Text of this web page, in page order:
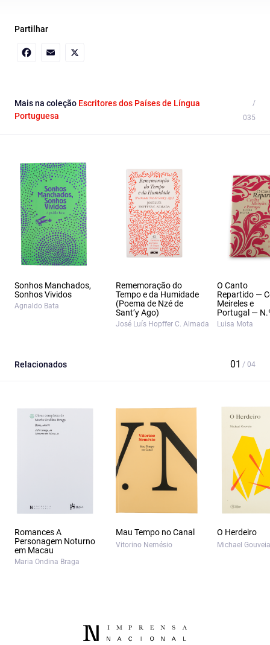
Partilhar
Mais na coleção Escritores dos Países de Língua
Portuguesa
Sonhos Manchados,
Sonhos Vividos
Agnaldo Bata
Rememoração do
Tempo e da Humidade
(Poema de Nzé de
Sant’y Ago)
José Luís Hopffer C. Almada
O Canto
Repartido —
Meireles e
Portugal —
Luisa Mota
Relacionados
Romances A
Personagem Noturno
em Macau
Maria Ondina Braga
Mau Tempo no Canal
Vitorino Nemésio
O Herdeiro
Michael Gouveia